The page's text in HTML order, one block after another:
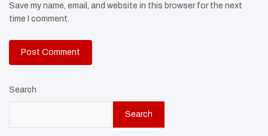
Save my name, email, and website in this browser for the next
time I comment.
Search
Search